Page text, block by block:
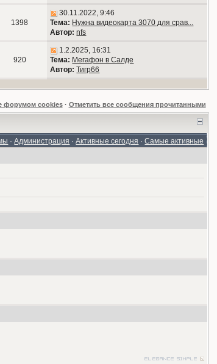
1398
30.11.2022, 9:46
Тема: Нужна видеокарта 3070 для срав...
Автор: nfs
920
1.2.2025, 16:31
Тема: Мегафон в Салде
Автор: Тигр66
форумом cookies· Отметить все сообщения прочитанными
·Администрация ·Активные сегодня ·Самые активные